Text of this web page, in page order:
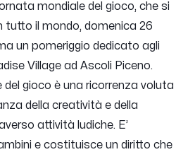
mondiale del gioco, che si
tutto il mondo, domenica 26
un pomeriggio dedicato agli
Village ad Ascoli Piceno.
del gioco è una ricorrenza voluta
della creatività e della
attività ludiche. E’
e costituisce un diritto che